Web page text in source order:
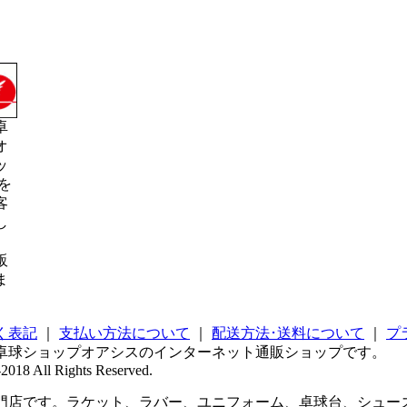
表記 支払い方法について 配送方法･送料について
プ
球ショップオアシスのインターネット通販ショップです。
All Rights Reserved.
店です。ラケット、ラバー、ユニフォーム、卓球台、シュー